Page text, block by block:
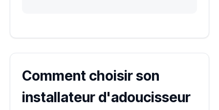
Comment choisir son
installateur d'adoucisseur